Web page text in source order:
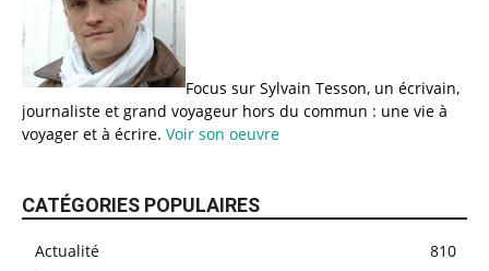
Focus sur Sylvain Tesson, un écrivain,
journaliste et grand voyageur hors du commun : une vie à
voyager et à écrire. Voir son oeuvre
CATÉGORIES POPULAIRES
Actualité
810